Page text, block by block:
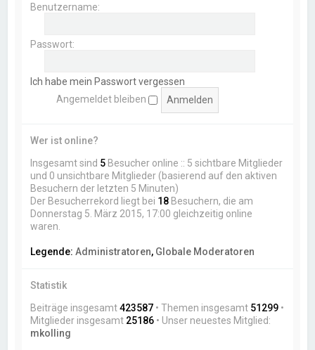
Benutzername:
Passwort:
Ich habe mein Passwort vergessen
Angemeldet bleiben
Wer ist online?
Insgesamt sind 5 Besucher online :: 5 sichtbare Mitglieder
und 0 unsichtbare Mitglieder (basierend auf den aktiven
Besuchern der letzten 5 Minuten)
Der Besucherrekord liegt bei 18 Besuchern, die am
Donnerstag 5. März 2015, 17:00 gleichzeitig online
waren.
Legende:Administratoren, Globale Moderatoren
Statistik
Beiträge insgesamt423587 • Themen insgesamt 51299 •
Mitglieder insgesamt 25186 • Unser neuestes Mitglied:
mkolling